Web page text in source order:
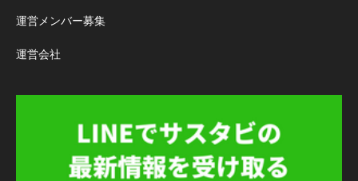
運営メンバー募集
運営会社